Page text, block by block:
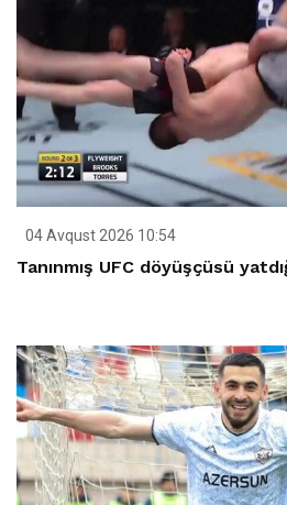
04 Avqust 2026 10:54
Tanınmış UFC döyüşçüsü